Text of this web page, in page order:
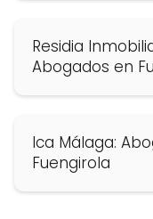
Residia
Abogados en
Ica Málaga:
Fuengirola